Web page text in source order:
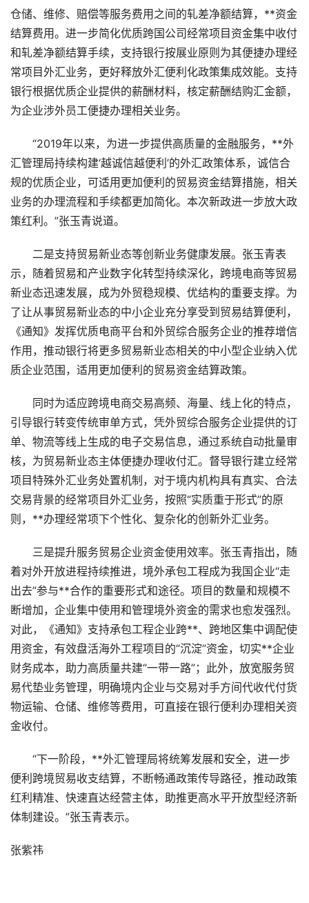
仓储、维修、赔偿等服务费用之间的轧差净额结算，**资金
结算费用。进一步简化优质跨国公司经常项目资金集中收付
和轧差净额结算手续，支持银行按展业原则为其便捷办理经
常项目外汇业务，更好释放外汇便利化政策集成效能。支持
银行根据优质企业提供的薪酬材料，核定薪酬结购汇金额，
为企业涉外员工便捷办理相关业务。
“2019年以来，为进一步提供高质量的金融服务，**外
汇管理局持续构建‘越诚信越便利’的外汇政策体系，诚信合
规的优质企业，可适用更加便利的贸易资金结算措施，相关
业务的办理流程和手续都更加简化。本次新政进一步放大政
策红利。”张玉青说道。
二是支持贸易新业态等创新业务健康发展。张玉青表
示，随着贸易和产业数字化转型持续深化，跨境电商等贸易
新业态迅速发展，成为外贸稳规模、优结构的重要支撑。为
了让从事贸易新业态的中小企业充分享受到贸易结算便利，
《通知》发挥优质电商平台和外贸综合服务企业的推荐增信
作用，推动银行将更多贸易新业态相关的中小型企业纳入优
质企业范围，适用更加便利的贸易资金结算政策。
同时为适应跨境电商交易高频、海量、线上化的特点，
引导银行转变传统审单方式，凭外贸综合服务企业提供的订
单、物流等线上生成的电子交易信息，通过系统自动批量审
核，为贸易新业态主体便捷办理收付汇。督导银行建立经常
项目特殊外汇业务处置机制，对于境内机构具有真实、合法
交易背景的经常项目外汇业务，按照“实质重于形式”的原
则，**办理经常项下个性化、复杂化的创新外汇业务。
三是提升服务贸易企业资金使用效率。张玉青指出，随
着对外开放进程持续推进，境外承包工程成为我国企业“走
出去”参与**合作的重要形式和途径。项目的数量和规模不
断增加，企业集中使用和管理境外资金的需求也愈发强烈。
对此，《通知》支持承包工程企业跨**、跨地区集中调配使
用资金，有效盘活海外工程项目的“沉淀”资金，切实**企业
财务成本，助力高质量共建“一带一路”；此外，放宽服务贸
易代垫业务管理，明确境内企业与交易对手方间代收代付货
物运输、仓储、维修等费用，可直接在银行便利办理相关资
金收付。
“下一阶段，**外汇管理局将统筹发展和安全，进一步
便利跨境贸易收支结算，不断畅通政策传导路径，推动政策
红利精准、快速直达经营主体，助推更高水平开放型经济新
体制建设。”张玉青表示。
张紫祎